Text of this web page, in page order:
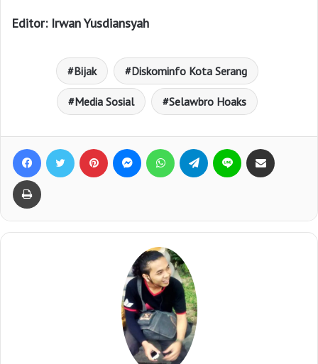
Editor: Irwan Yusdiansyah
Bijak Diskominfo Kota Serang
Media Sosial Selawbro Hoaks